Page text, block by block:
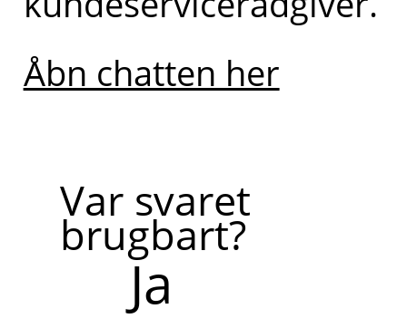
Åbn chatten her
Var svaret
brugbart?
Ja
kollegaer,
så du kan
blive
Bliv
ringet
op af